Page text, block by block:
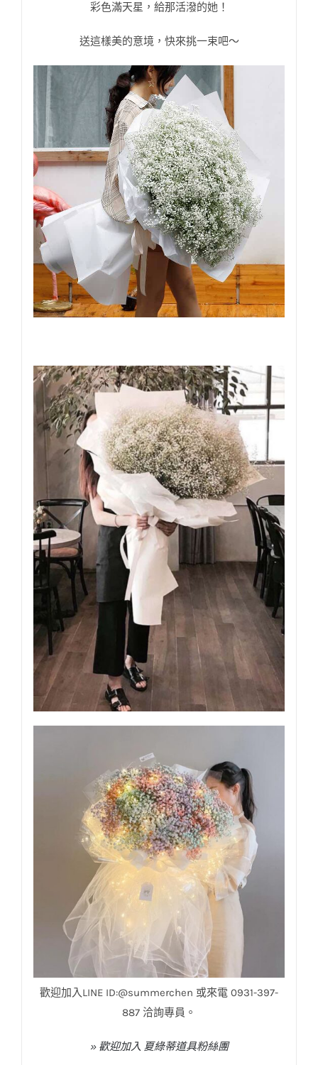
彩色滿天星，給那活潑的她！
送這樣美的意境，快來挑一束吧～
歡迎加入LINE ID:@summerchen 或來電 0931-397-
887 洽詢專員。
» 歡迎加入 夏綠蒂道具粉絲團